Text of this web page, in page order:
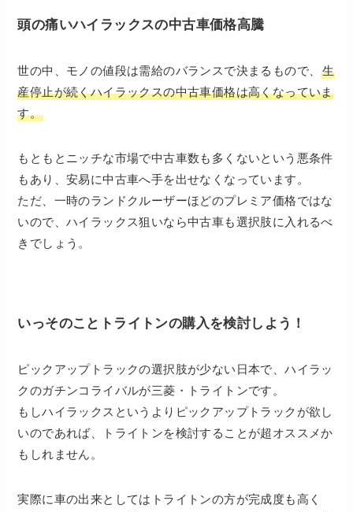
頭の痛いハイラックスの中古車価格高騰
世の中、モノの値段は需給のバランスで決まるもので、生
産停止が続くハイラックスの中古車価格は高くなっていま
す。
もともとニッチな市場で中古車数も多くないという悪条件
もあり、安易に中古車へ手を出せなくなっています。
ただ、一時のランドクルーザーほどのプレミア価格ではな
いので、ハイラックス狙いなら中古車も選択肢に入れるべ
きでしょう。
いっそのことトライトンの購入を検討しよう！
ピックアップトラックの選択肢が少ない日本で、ハイラッ
クのガチンコライバルが三菱・トライトンです。
もしハイラックスというよりピックアップトラックが欲し
いのであれば、トライトンを検討することが超オススメか
もしれません。
実際に車の出来としてはトライトンの方が完成度も高く